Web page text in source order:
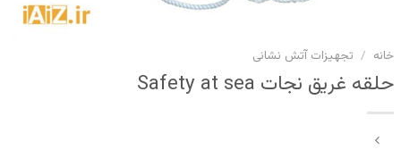
خانه / تجهیزات آتش نشانی
حلقه غریق نجات Safety at sea